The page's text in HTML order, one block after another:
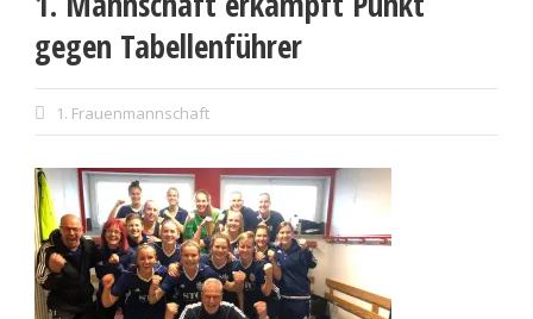
gegen Tabellenführer
1. Frauenmannschaft